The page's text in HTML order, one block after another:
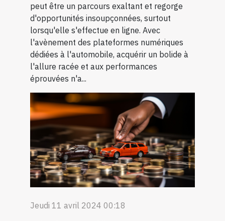
peut être un parcours exaltant et regorge
d'opportunités insoupçonnées, surtout
lorsqu'elle s'effectue en ligne. Avec
l'avènement des plateformes numériques
dédiées à l'automobile, acquérir un bolide à
l'allure racée et aux performances
éprouvées n'a...
Jeudi 11 avril 2024 00:18